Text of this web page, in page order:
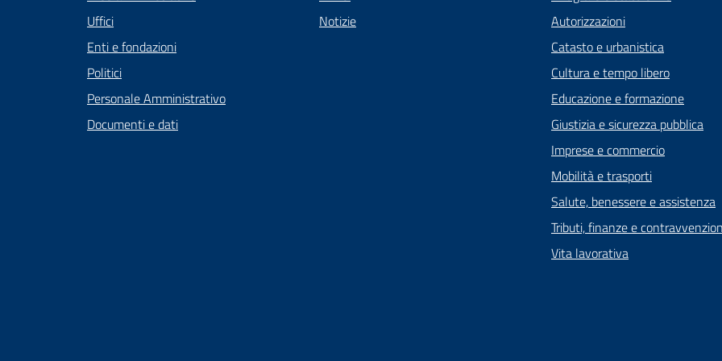
Uffici
Enti e fondazioni
Politici
Personale Amministrativo
Documenti e dati
Notizie
Autorizzazioni
Catasto e urbanistica
Cultura e tempo libero
Educazione e formazione
Giustizia e sicurezza pubblica
Imprese e commercio
Mobilità e trasporti
Salute, benessere e assistenza
Tributi, finanze e
Vita lavorativa